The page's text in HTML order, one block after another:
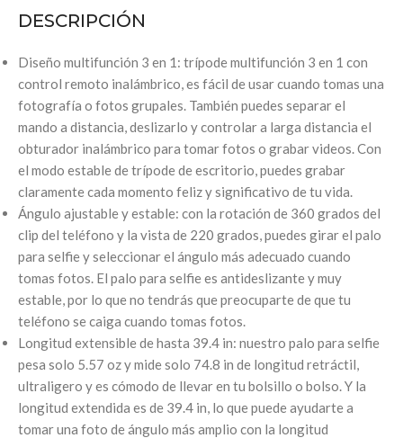
DESCRIPCIÓN
Diseño multifunción 3 en 1: trípode multifunción 3 en 1 con
control remoto inalámbrico, es fácil de usar cuando tomas una
fotografía o fotos grupales. También puedes separar el
mando a distancia, deslizarlo y controlar a larga distancia el
obturador inalámbrico para tomar fotos o grabar videos. Con
el modo estable de trípode de escritorio, puedes grabar
claramente cada momento feliz y significativo de tu vida.
Ángulo ajustable y estable: con la rotación de 360 grados del
clip del teléfono y la vista de 220 grados, puedes girar el palo
para selfie y seleccionar el ángulo más adecuado cuando
tomas fotos. El palo para selfie es antideslizante y muy
estable, por lo que no tendrás que preocuparte de que tu
teléfono se caiga cuando tomas fotos.
Longitud extensible de hasta 39.4 in: nuestro palo para selfie
pesa solo 5.57 oz y mide solo 74.8 in de longitud retráctil,
ultraligero y es cómodo de llevar en tu bolsillo o bolso. Y la
longitud extendida es de 39.4 in, lo que puede ayudarte a
tomar una foto de ángulo más amplio con la longitud